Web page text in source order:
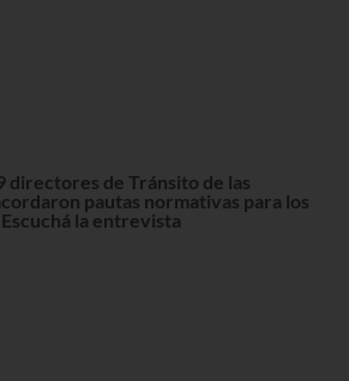
directores de Tránsito de las
pautas normativas para los
la entrevista